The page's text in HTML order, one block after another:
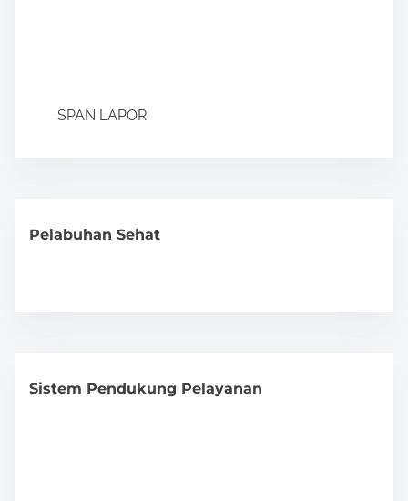
SPAN LAPOR
Pelabuhan Sehat
Sistem Pendukung Pelayanan